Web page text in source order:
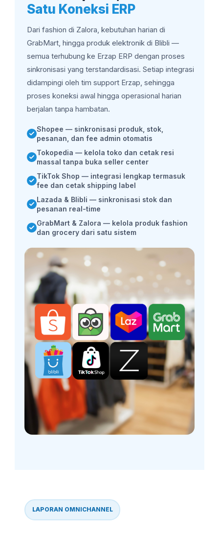
Satu Koneksi ERP
Dari fashion di Zalora, kebutuhan harian di
GrabMart, hingga produk elektronik di Blibli —
semua terhubung ke Erzap ERP dengan proses
sinkronisasi yang terstandardisasi. Setiap integrasi
didampingi oleh tim support Erzap, sehingga
proses koneksi awal hingga operasional harian
berjalan tanpa hambatan.
Shopee — sinkronisasi produk, stok,
pesanan, dan fee admin otomatis
Tokopedia — kelola toko dan cetak resi
massal tanpa buka seller center
TikTok Shop — integrasi lengkap termasuk
fee dan cetak shipping label
Lazada & Blibli — sinkronisasi stok dan
pesanan real-time
GrabMart & Zalora — kelola produk fashion
dan grocery dari satu sistem
LAPORAN OMNICHANNEL